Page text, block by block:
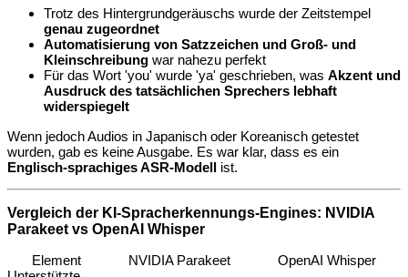
Trotz des Hintergrundgeräuschs wurde der Zeitstempel
genau zugeordnet
Automatisierung von Satzzeichen und Groß- und
Kleinschreibung war nahezu perfekt
Für das Wort 'you' wurde 'ya' geschrieben, was Akzent und
Ausdruck des tatsächlichen Sprechers lebhaft
widerspiegelt
Wenn jedoch Audios in Japanisch oder Koreanisch getestet
wurden, gab es keine Ausgabe. Es war klar, dass es ein
Englisch-sprachiges ASR-Modell ist.
Vergleich der KI-Spracherkennungs-Engines: NVIDIA
Parakeet vs OpenAI Whisper
Element
NVIDIA Parakeet
OpenAI Whisper